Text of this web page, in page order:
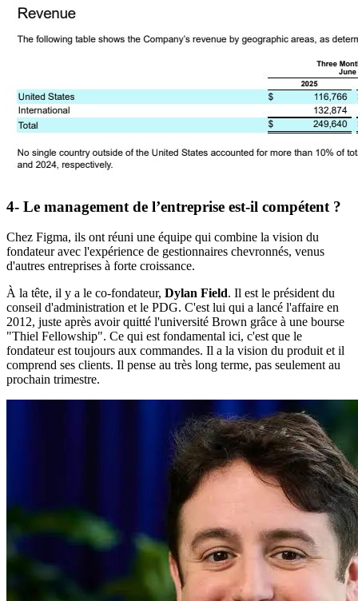
4- Le management de l’entreprise est-il compétent ?
Chez Figma, ils ont réuni une équipe qui combine la vision du
fondateur avec l'expérience de gestionnaires chevronnés, venus
d'autres entreprises à forte croissance.
À la tête, il y a le co-fondateur, Dylan Field. Il est le président du
conseil d'administration et le PDG. C'est lui qui a lancé l'affaire en
2012, juste après avoir quitté l'université Brown grâce à une bourse
"Thiel Fellowship". Ce qui est fondamental ici, c'est que le
fondateur est toujours aux commandes. Il a la vision du produit et il
comprend ses clients. Il pense au très long terme, pas seulement au
prochain trimestre.